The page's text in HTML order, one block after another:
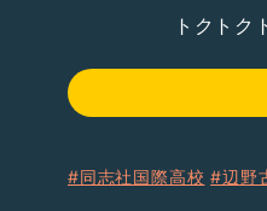
トクト
#同志社国際高校 #辺野